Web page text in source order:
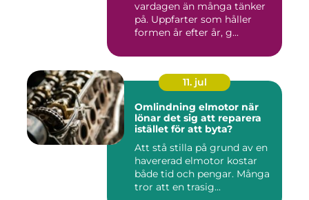
vardagen än många tänker
på. Uppfarter som håller
formen år efter år, g...
11. jul
Omlindning elmotor när
lönar det sig att reparera
istället för att byta?
Att stå stilla på grund av en
havererad elmotor kostar
både tid och pengar. Många
tror att en trasig...